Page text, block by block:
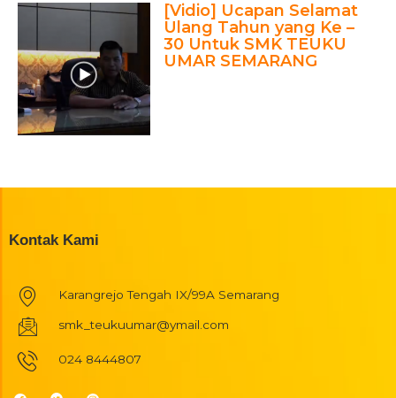
[Vidio] Ucapan Selamat
Ulang Tahun yang Ke –
30 Untuk SMK TEUKU
UMAR SEMARANG
Kontak Kami
Karangrejo Tengah IX/99A Semarang
smk_teukuumar@ymail.com
024 8444807